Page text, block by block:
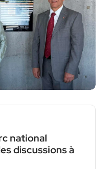
national
discussions à